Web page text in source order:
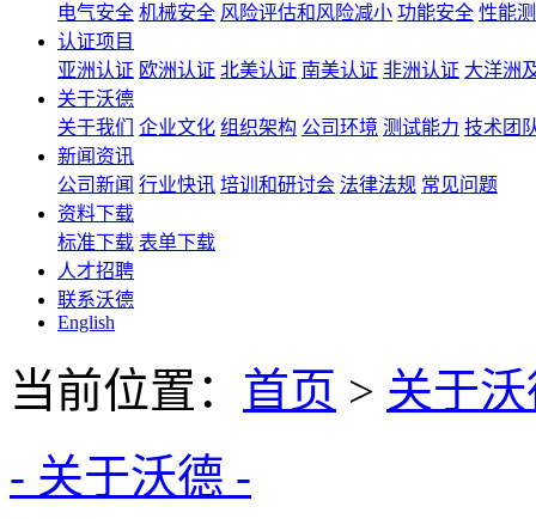
电气安全 机械安全 风险评估和风险减小 功能安全 性能
认证项目
亚洲认证 欧洲认证 北美认证 南美认证 非洲认证 大洋洲
关于沃德
关于我们
企业文化 组织架构 公司环境 测试能力 技术团
新闻资讯
公司新闻 行业快讯 培训和研讨会 法律法规 常见问题
资料下载
标准下载 表单下载
人才招聘
联系沃德
English
当前位置： 首页 > 关于
- 关于沃德 -